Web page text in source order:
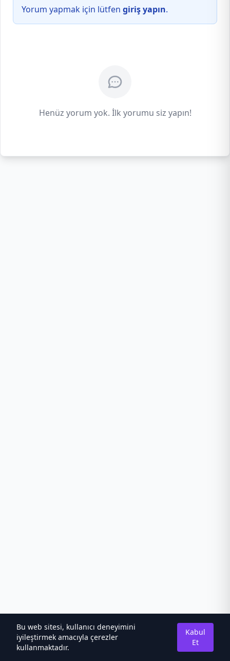
Yorum yapmak için lütfen giriş yapın.
Henüz yorum yok. İlk yorumu siz yapın!
Bu web sitesi, kullanıcı deneyimini
iyileştirmek amacıyla çerezler
kullanmaktadır.
Kabul
Et